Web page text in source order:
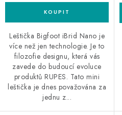
Leštička Bigfoot iBrid Nano je
více než jen technologie. Je to
filozofie designu, která vás
zavede do budoucí evoluce
produktů RUPES. Tato mini
leštička je dnes považována za
jednu z...